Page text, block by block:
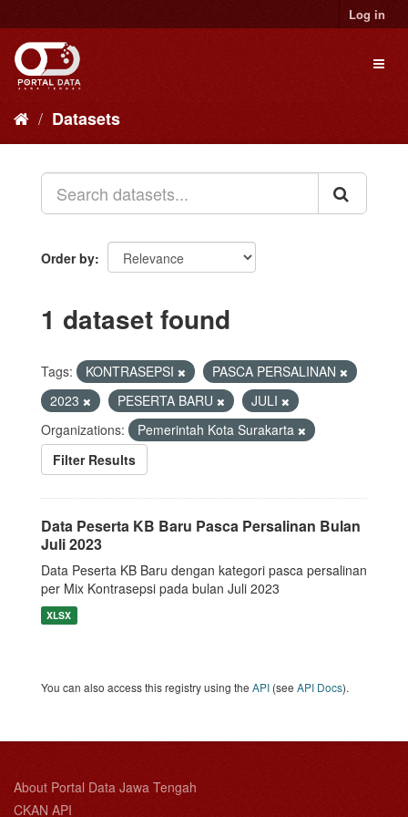
to
content
Log in
Datasets
Order by
1 dataset found
Tags: KONTRASEPSI
PASCA PERSALINAN
2023
PESERTA BARU
JULI
Organizations:
Pemerintah Kota Surakarta
Filter Results
Data Peserta KB Baru Pasca Persalinan Bulan
Juli 2023
Data Peserta KB Baru dengan kategori pasca persalinan
per Mix Kontrasepsi pada bulan Juli 2023
XLSX
You can also access this registry using the API (see API Docs).
About Portal Data Jawa Tengah
CKAN API